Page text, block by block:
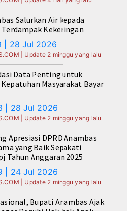
Salurkan Air kepada
Terdampak Kekeringan
| 28 Jul 2026
| Update 2 minggu yang lalu
Data Penting untuk
Masyarakat Bayar
| 28 Jul 2026
| Update 2 minggu yang lalu
Apresiasi DPRD Anambas
yang Baik Sepakati
Tahun Anggaran 2025
| 24 Jul 2026
| Update 2 minggu yang lalu
Bupati Anambas Ajak